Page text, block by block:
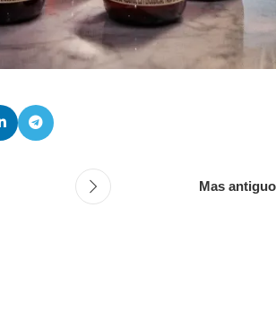
Mas antiguo